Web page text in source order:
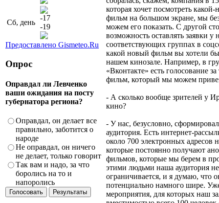
Сб, день
-17
-19
Предоставлено Gismeteo.Ru
Опрос
Оправдал ли Левченко
ваши ожидания на посту
губернатора региона?
Оправдал, он делает все
правильно, заботится о
народе
Не оправдал, он ничего
не делает, только говорит
Так вам и надо, за что
боролись на то и
напоролись
которая хочет посмотреть какой-
фильм на большом экране, мы
можем его показать. С другой
возможность оставлять заявки у
соответствующих группах в
какой новый фильм вы хотели
нашем кинозале. Например, в
«Вконтакте» есть голосование
фильм, который мы можем
- А сколько вообще зрителей у
кино?
- У нас, безусловно,
аудитория. Есть интернет-
около 700 электронных адресов
которые постоянно получают
фильмов, которые мы берем в
этими людьми наша аудитория не
ограничивается, и я думаю, что
потенциально намного шире.
мероприятия, для которых наш